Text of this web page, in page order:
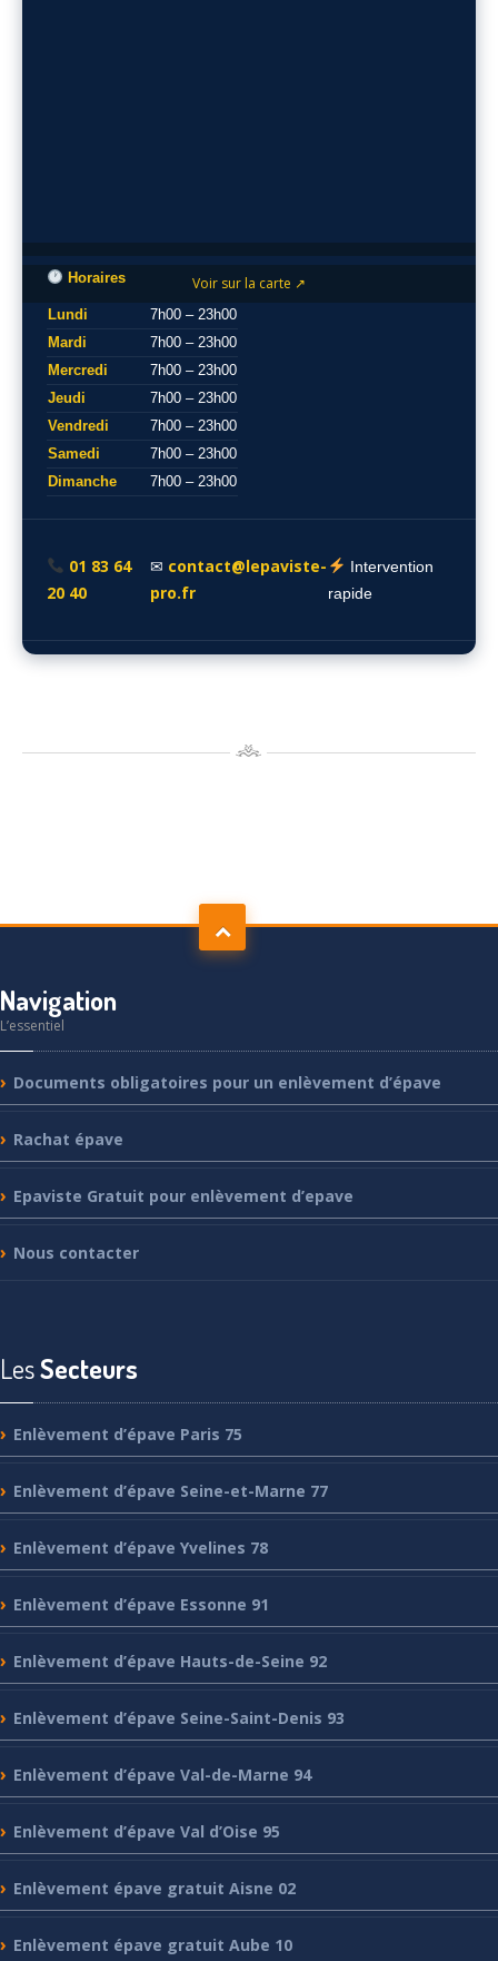
Voir sur la carte ↗
Horaires
Lundi
7h00 – 23h00
Mardi
7h00 – 23h00
Mercredi
7h00 – 23h00
Jeudi
7h00 – 23h00
Vendredi
7h00 – 23h00
Samedi
7h00 – 23h00
Dimanche
7h00 – 23h00
01 83 64
20 40
✉ contact@lepaviste-
pro.fr
Intervention
rapide
Navigation
L’essentiel
Documents obligatoires pour un enlèvement d’épave
Rachat épave
Epaviste Gratuit pour enlèvement d’epave
Nous contacter
LesSecteurs
Enlèvement d’épave Paris 75
Enlèvement d’épave Seine-et-Marne 77
Enlèvement d’épave Yvelines 78
Enlèvement d’épave Essonne 91
Enlèvement d’épave Hauts-de-Seine 92
Enlèvement d’épave Seine-Saint-Denis 93
Enlèvement d’épave Val-de-Marne 94
Enlèvement d’épave Val d’Oise 95
Enlèvement épave gratuit Aisne 02
Enlèvement épave gratuit Aube 10